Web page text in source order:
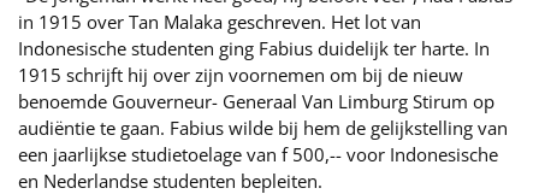
in 1915 over Tan Malaka geschreven. Het lot van
Indonesische studenten ging Fabius duidelijk ter harte. In
1915 schrijft hij over zijn voornemen om bij de nieuw
benoemde Gouverneur- Generaal Van Limburg Stirum op
audiëntie te gaan. Fabius wilde bij hem de gelijkstelling van
een jaarlijkse studietoelage van f 500,-- voor Indonesische
en Nederlandse studenten bepleiten.